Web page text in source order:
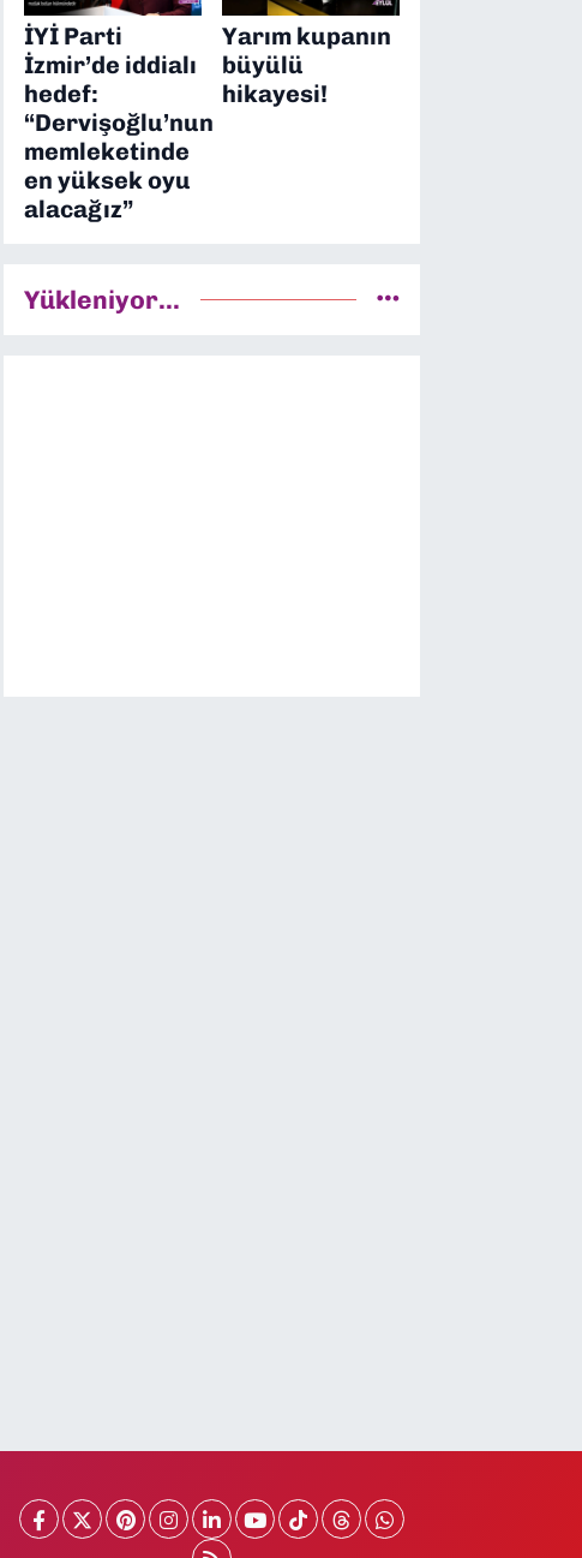
İYİ Parti
İzmir’de iddialı
hedef:
“Dervişoğlu’nun
memleketinde
en yüksek oyu
alacağız”
Yarım kupanın
büyülü
hikayesi!
Yükleniyor...